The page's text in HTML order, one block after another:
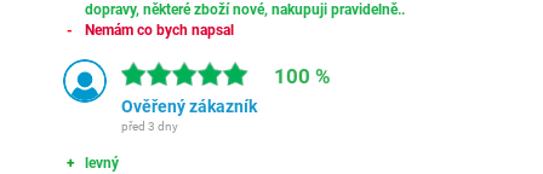
dopravy, některé zboží nové, nakupuji pravidelně..
Nemám co bych napsal
100 %
Ověřený zákazník
před 3 dny
levný